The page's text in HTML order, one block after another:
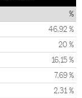
%
46,92 %
20 %
16,15 %
7,69 %
2,31 %